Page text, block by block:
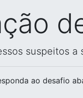
suspeitos a
ao desafio